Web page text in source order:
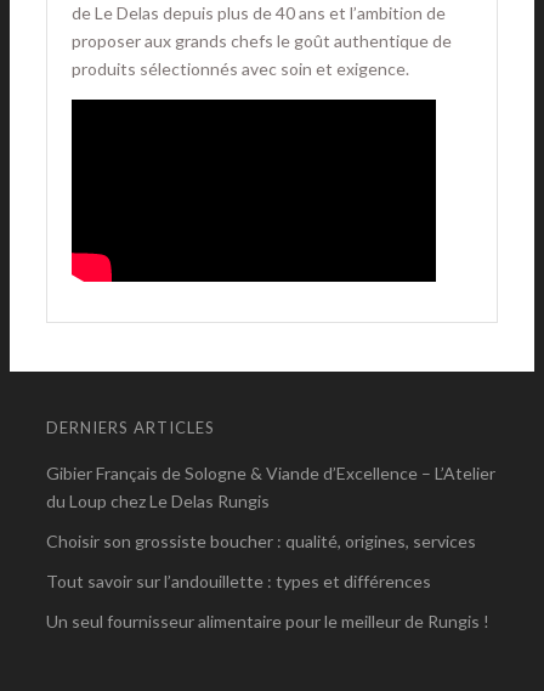
de Le Delas depuis plus de 40 ans et l’ambition de
proposer aux grands chefs le goût authentique de
produits sélectionnés avec soin et exigence.
DERNIERS ARTICLES
Gibier Français de Sologne & Viande d’Excellence – L’Atelier
du Loup chez Le Delas Rungis
Choisir son grossiste boucher : qualité, origines, services
Tout savoir sur l’andouillette : types et différences
Un seul fournisseur alimentaire pour le meilleur de Rungis !